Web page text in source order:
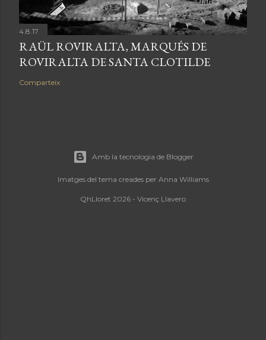
4.8.17
RAÜL ROVIRALTA, MARQUÉS DE
ROVIRALTA DE SANTA CLOTILDE
Comparteix
Amb la tecnologia de Blogger
Imatges del tema creades per Anna Williams
QhLloret 2026 - Vicenç Llavero